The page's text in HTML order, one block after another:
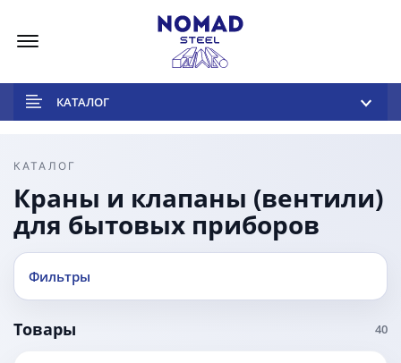
КАТАЛОГ
КАТАЛОГ
Краны и клапаны (вентили)
для бытовых приборов
Фильтры
Товары 40